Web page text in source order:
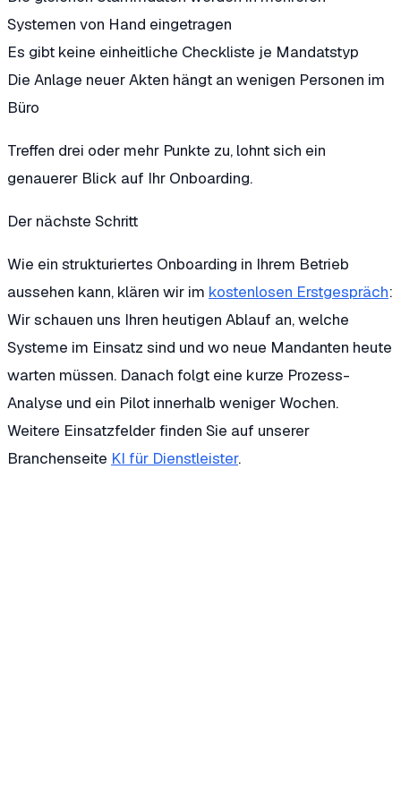
Systemen von Hand eingetragen
Es gibt keine einheitliche Checkliste je Mandatstyp
Die Anlage neuer Akten hängt an wenigen Personen im
Büro
Treffen drei oder mehr Punkte zu, lohnt sich ein
genauerer Blick auf Ihr Onboarding.
Der nächste Schritt
Wie ein strukturiertes Onboarding in Ihrem Betrieb
aussehen kann, klären wir im kostenlosen Erstgespräch:
Wir schauen uns Ihren heutigen Ablauf an, welche
Systeme im Einsatz sind und wo neue Mandanten heute
warten müssen. Danach folgt eine kurze Prozess-
Analyse und ein Pilot innerhalb weniger Wochen.
Weitere Einsatzfelder finden Sie auf unserer
Branchenseite KI für Dienstleister.